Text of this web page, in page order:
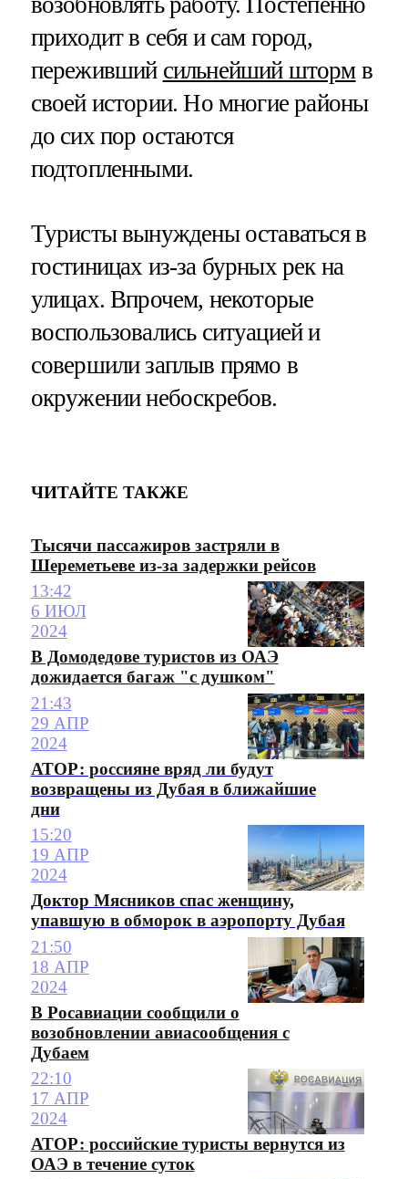
приходит в себя и сам город,
переживший сильнейший штормв
своей истории. Но многие районы
до сих пор остаются
подтопленными.
Туристы вынуждены оставаться в
гостиницах из-за бурных рек на
улицах. Впрочем, некоторые
воспользовались ситуацией и
совершили заплыв прямо в
окружении небоскребов.
ЧИТАЙТЕ ТАКЖЕ
Тысячи пассажиров застряли в
Шереметьеве из-за задержки рейсов
13:42
6 ИЮЛ
2024
В Домодедове туристов из ОАЭ
дожидается багаж "с душком"
21:43
29 АПР
2024
АТОР: россияне вряд ли будут
возвращены из Дубая в ближайшие
дни
15:20
19 АПР
2024
Доктор Мясников спас женщину,
упавшую в обморок в аэропорту Дубая
21:50
18 АПР
2024
В Росавиации сообщили о
возобновлении авиасообщения с
Дубаем
22:10
17 АПР
2024
АТОР: российские туристы вернутся из
ОАЭ в течение суток